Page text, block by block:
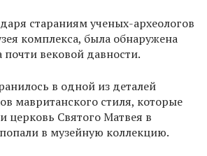
стараниям ученых-археологов
комплекса, была обнаружена
вековой давности.
в одной из деталей
мавританского стиля, которые
церковь Святого Матвея в
в музейную коллекцию.